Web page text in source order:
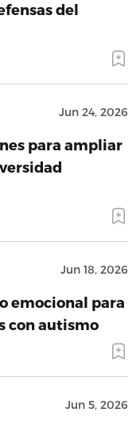
del
Jun 24, 2026
para ampliar
Jun 18, 2026
emocional para
con autismo
Jun 5, 2026